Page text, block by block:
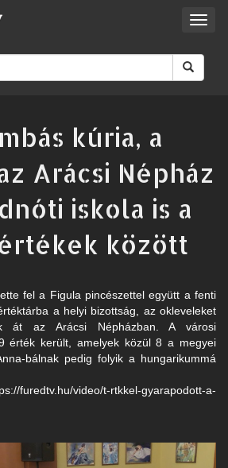
kúria, a
Arácsi Népház
iskola is a
között
fel a Figula pincészettel együtt a fenti
a helyi bizottság, az okleveleket
át az Arácsi Népházban. A városi
érték került, amelyek közül 8 a megyei
bálnak pedig folyik a hungarikummá
furedtv.hu/video/t-rtkkel-gyarapodott-a-